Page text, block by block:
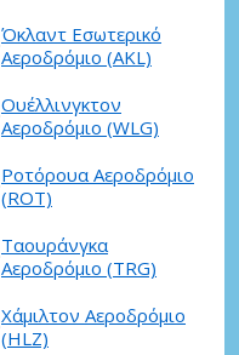
Όκλαντ Εσωτερικό
Αεροδρόμιο (AKL)
Ουέλλινγκτον
Αεροδρόμιο (WLG)
Ροτόρουα Αεροδρόμιο
(ROT)
Ταουράνγκα
Αεροδρόμιο (TRG)
Χάμιλτον Αεροδρόμιο
(HLZ)